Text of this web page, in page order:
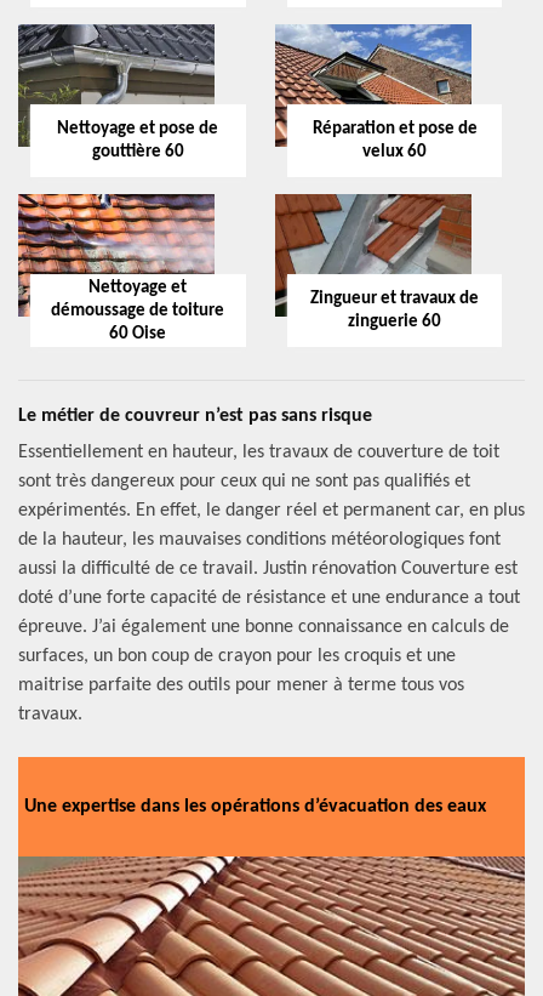
Nettoyage et pose de
gouttière 60
Réparation et pose de
velux 60
Nettoyage et
démoussage de toiture
60 Oise
Zingueur et travaux de
zinguerie 60
Le métier de couvreur n’est pas sans risque
Essentiellement en hauteur, les travaux de couverture de toit
sont très dangereux pour ceux qui ne sont pas qualifiés et
expérimentés. En effet, le danger réel et permanent car, en plus
de la hauteur, les mauvaises conditions météorologiques font
aussi la difficulté de ce travail. Justin rénovation Couverture est
doté d’une forte capacité de résistance et une endurance a tout
épreuve. J’ai également une bonne connaissance en calculs de
surfaces, un bon coup de crayon pour les croquis et une
maitrise parfaite des outils pour mener à terme tous vos
travaux.
Une expertise dans les opérations d’évacuation des eaux